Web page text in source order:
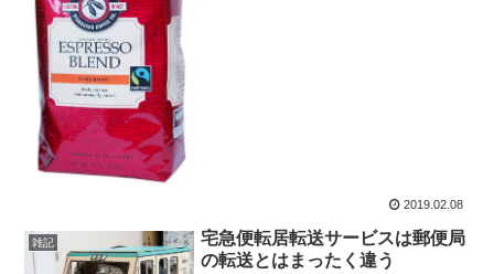
2019.02.08
雑記
宅急便転居転送サービスは郵便局
の転送とはまったく違う